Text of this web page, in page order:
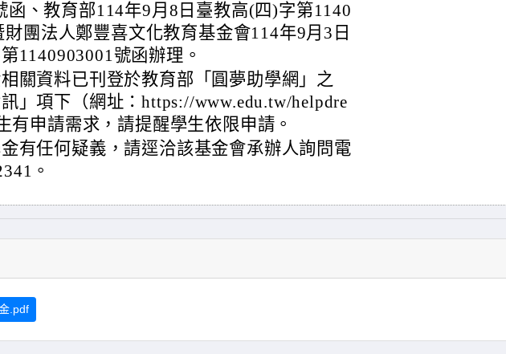
函、教育部114年9月8日臺教高(四)字第1140
團法人鄭豐喜文化教育基金會114年9月3日
1140903001號函辦理。
關資料已刊登於教育部「圓夢助學網」之
訊」項下（網址：https://www.edu.tw/helpdre
有申請需求，請提醒學生依限申請。
有任何疑義，請逕洽該基金會承辦人詢問電
。
.pdf